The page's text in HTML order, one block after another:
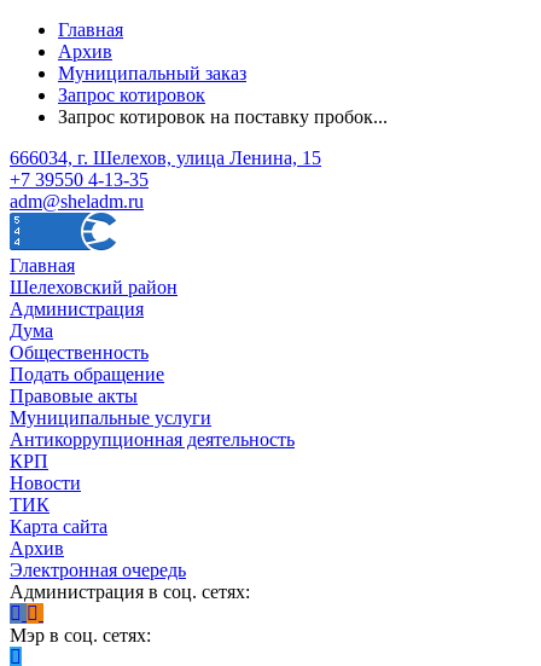
Главная
Архив
Муниципальный заказ
Запрос котировок
Запрос котировок на поставку пробок...
666034, г. Шелехов, улица Ленина, 15
+7 39550 4-13-35
adm@sheladm.ru
Главная
Шелеховский район
Администрация
Дума
Общественность
Подать обращение
Правовые акты
Муниципальные услуги
Антикоррупционная деятельность
КРП
Новости
ТИК
Карта сайта
Архив
Электронная очередь
Администрация в соц. сетях:
Мэр в соц. сетях: